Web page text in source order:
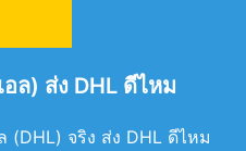
ล) ส่ง DHL ดีไหม
(DHL) จริง ส่ง DHL ดีไหม